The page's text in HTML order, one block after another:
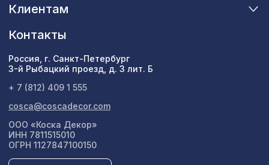
Клиентам
Контакты
Россия, г. Санкт-Петербург
3-й Рыбацкий проезд, д. 3 лит. Б
+ 7 (812) 409 1 555
cosca@coscadecor.com
ООО «Коска Декор»
ИНН 7811515010
ОГРН 1127847100150